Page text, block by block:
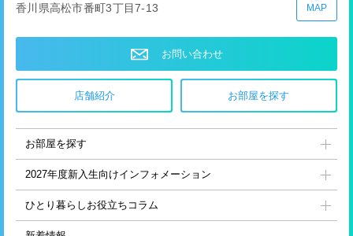
香川県高松市番町3丁目7-13
MAP
お問い合わせ
店舗紹介 お部屋を探す
お部屋を探す
2027年度新入生向けインフォメーション
ひとり暮らし お役立ちコラム